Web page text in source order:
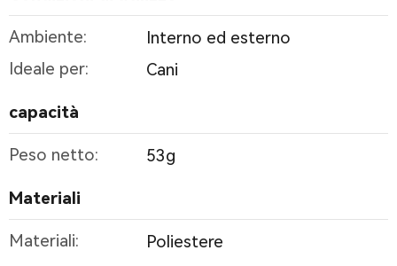
Ambiente:
Interno ed esterno
Ideale per:
Cani
capacità
Peso netto: 53g
Materiali
Materiali: Poliestere